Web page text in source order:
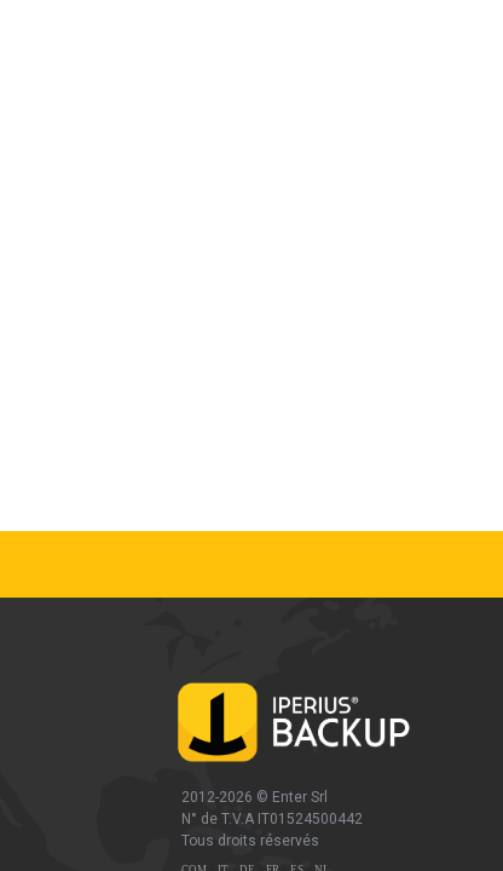
2012-2026 © Enter Srl
N° de T.V.A IT01524500442
Tous droits réservés